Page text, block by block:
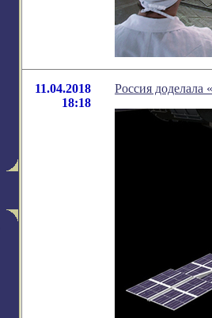
11.04.2018
18:18
Россия доделала